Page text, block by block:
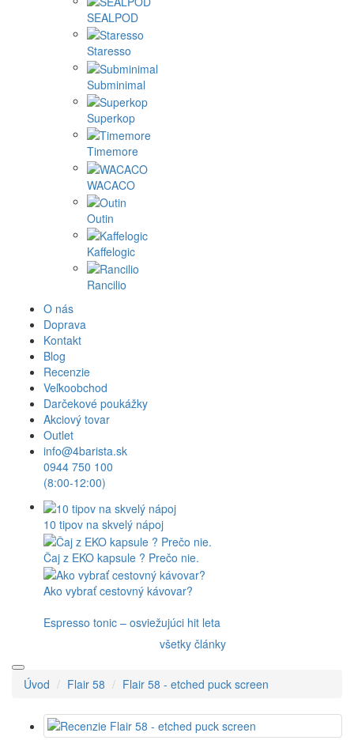
SEALPOD
Staresso
Subminimal
Superkop
Timemore
WACACO
Outin
Kaffelogic
Rancilio
O nás
Doprava
Kontakt
Blog
Recenzie
Veľkoobchod
Darčekové poukážky
Akciový tovar
Outlet
info@4barista.sk
0944 750 100
(8:00-12:00)
10 tipov na skvelý nápoj
Čaj z EKO kapsule ? Prečo nie.
Ako vybrať cestovný kávovar?
Espresso tonic – osviežujúci hit leta
všetky články
Úvod Flair 58 Flair 58 - etched puck screen